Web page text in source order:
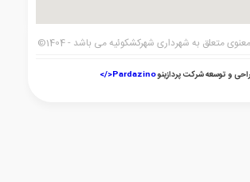
متعلق به شهرداری شهرکشکوئیه می باشد - 1404©
و توسعه شرکت پردازینوPardazino</>